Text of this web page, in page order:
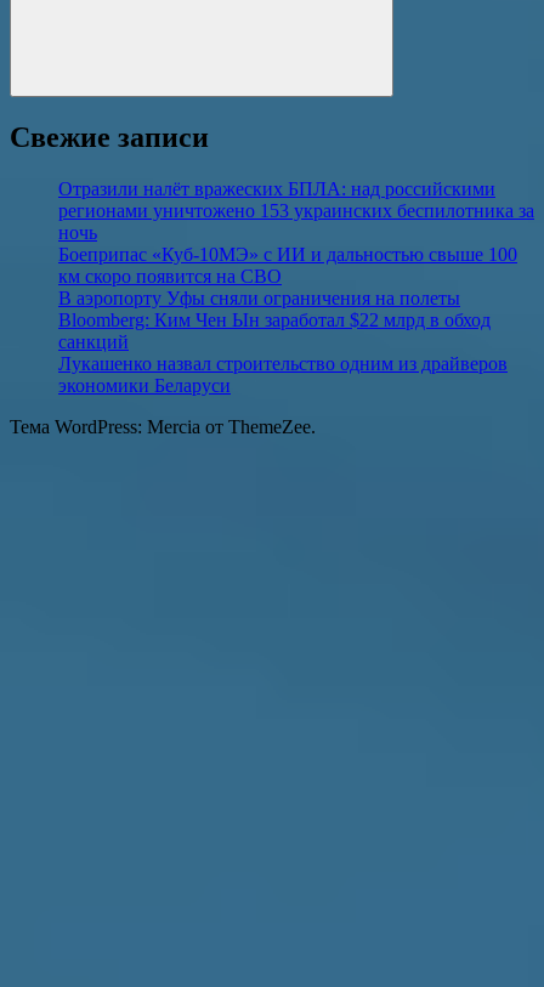
Поиск
Свежие записи
Отразили налёт вражеских БПЛА: над российскими
регионами уничтожено 153 украинских беспилотника за
ночь
Боеприпас «Куб-10МЭ» с ИИ и дальностью свыше 100
км скоро появится на СВО
В аэропорту Уфы сняли ограничения на полеты
Bloomberg: Ким Чен Ын заработал $22 млрд в обход
санкций
Лукашенко назвал строительство одним из драйверов
экономики Беларуси
Тема WordPress: Mercia от ThemeZee.